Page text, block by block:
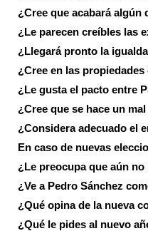
¿Cree que acabará
¿Le parecen creíbles las
¿Llegará pronto la
¿Cree en las
¿Le gusta el pacto entre
¿Cree que se hace un
¿Considera adecuado el
En caso de nuevas
¿Le preocupa que aún
¿Ve a Pedro Sánchez
¿Qué opina de la nueva
¿Qué le pides al nuevo